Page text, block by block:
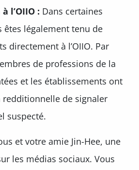
l’OIIO : Dans certaines
êtes légalement tenu de
directement à l’OIIO. Par
de professions de la
et les établissements ont
de signaler
suspecté.
et votre amie Jin-Hee, une
les médias sociaux. Vous